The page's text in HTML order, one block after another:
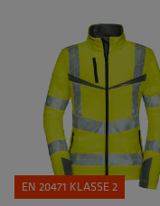
EN 20471 KLASSE 2